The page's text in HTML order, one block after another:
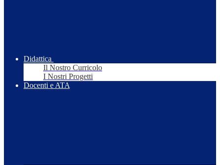
Didattica
Il Nostro Curricolo
I Nostri Progetti
Docenti e ATA